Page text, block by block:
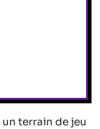
un terrain de jeu